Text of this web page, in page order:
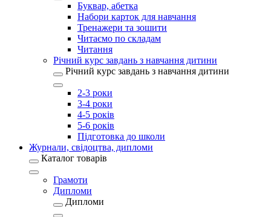
Буквар, абетка
Набори карток для навчання
Тренажери та зошити
Читаємо по складам
Читання
Річний курс завдань з навчання дитини
Річний курс завдань з навчання дитини
2-3 роки
3-4 роки
4-5 років
5-6 років
Підготовка до школи
Журнали, свідоцтва, дипломи
Каталог товарів
Грамоти
Дипломи
Дипломи